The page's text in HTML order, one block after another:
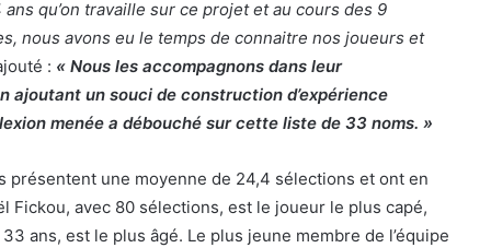
ans qu’on travaille sur ce projet et au cours des 9
nous avons eu le temps de connaitre nos joueurs et
: « Nous les accompagnons dans leur
ajoutant un souci de construction d’expérience
menée a débouché sur cette liste de 33 noms. »
présentent une moyenne de 24,4 sélections et ont en
Fickou, avec 80 sélections, est le joueur le plus capé,
ans, est le plus âgé. Le plus jeune membre de l’équipe